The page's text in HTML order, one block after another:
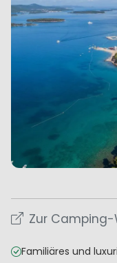
Zur
Familiäres und